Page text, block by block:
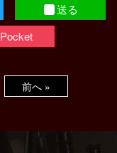
送る
Pocket
前へ »